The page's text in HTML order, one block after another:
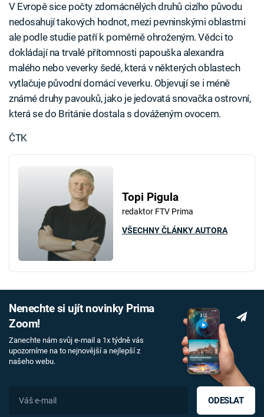
V Evropě sice počty zdomácnělých druhů cizího původu
nedosahují takových hodnot, mezi pevninskými oblastmi
ale podle studie patří k poměrně ohroženým. Vědci to
dokládají na trvalé přítomnosti papouška alexandra
malého nebo veverky šedé, která v některých oblastech
vytlačuje původní domácí veverku. Objevují se i méně
známé druhy pavouků, jako je jedovatá snovačka ostrovní,
která se do Británie dostala s dováženým ovocem.
ČTK
Topi Pigula
redaktor FTV Prima
VŠECHNY ČLÁNKY AUTORA
Nenechte si ujít novinky Prima
Zoom!
Zanechte nám svůj e-mail a 1x týdně vás
upozorníme na to nejnovější a nejlepší z
našeho webu.
ODESLAT